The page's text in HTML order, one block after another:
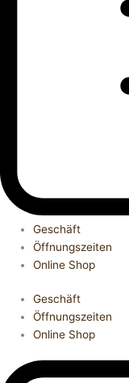
Geschäft
Öffnungszeiten
Online Shop
Geschäft
Öffnungszeiten
Online Shop